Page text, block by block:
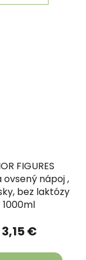
FIGURES
ovsený nápoj ,
bez laktózy
1000ml
3,15 €